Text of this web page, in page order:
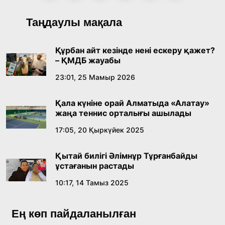
Қазақ тіліндегі «құт» концептісінің
лингвомәдени сипаты
09:21, 21 Шілде 2026
Абайдың адам тәрбиесі туралы
18:59, 20 Шілде 2026
Жасанды интеллект: адамзаттың көмекшісі
18:16, 20 Шілде 2026
жетістіктері мен даму бағыты
Таңдаулы мақала
Құрбан айт кезінде нені ескеру қажет?
– ҚМДБ жауабы
23:01, 25 Мамыр 2026
Қала күніне орай Алматыда «Алатау»
жаңа теннис орталығы ашылады
17:05, 20 Қыркүйек 2025
Қытай билігі Әлімнұр Тұрғанбайды
ұстағанын растады
10:17, 14 Тамыз 2025
Ең көп пайдаланылған